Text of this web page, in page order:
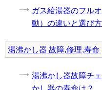
ガス給湯器のフル
動）の違いと選び方
湯沸かし器 故障,修理,寿命
湯沸かし器故障チ
かし器の寿命は？